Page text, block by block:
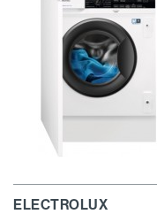
ELECTROLUX